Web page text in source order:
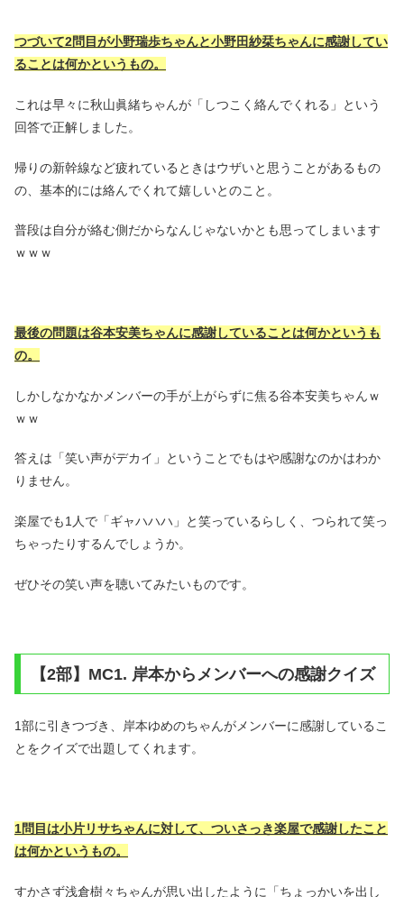
つづいて2問目が小野瑞歩ちゃんと小野田紗栞ちゃんに感謝してい
ることは何かというもの。
これは早々に秋山眞緒ちゃんが「しつこく絡んでくれる」という
回答で正解しました。
帰りの新幹線など疲れているときはウザいと思うことがあるもの
の、基本的には絡んでくれて嬉しいとのこと。
普段は自分が絡む側だからなんじゃないかとも思ってしまいます
ｗｗｗ
最後の問題は谷本安美ちゃんに感謝していることは何かというも
の。
しかしなかなかメンバーの手が上がらずに焦る谷本安美ちゃんｗ
ｗｗ
答えは「笑い声がデカイ」ということでもはや感謝なのかはわか
りません。
楽屋でも1人で「ギャハハハ」と笑っているらしく、つられて笑っ
ちゃったりするんでしょうか。
ぜひその笑い声を聴いてみたいものです。
【2部】MC1. 岸本からメンバーへの感謝クイズ
1部に引きつづき、岸本ゆめのちゃんがメンバーに感謝しているこ
とをクイズで出題してくれます。
1問目は小片リサちゃんに対して、ついさっき楽屋で感謝したこと
は何かというもの。
すかさず浅倉樹々ちゃんが思い出したように「ちょっかいを出し